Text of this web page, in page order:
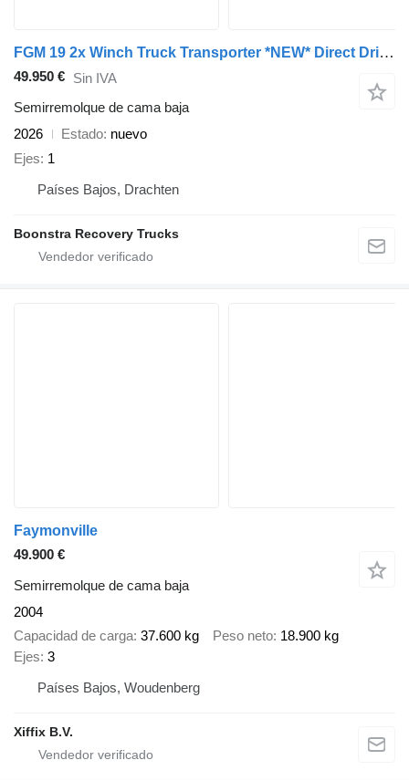
FGM 19 2x Winch Truck Transporter *NEW* Direct Drive Sofort Verfugba
49.950 € Sin IVA
Semirremolque de cama baja
2026
Estado nuevo
Ejes 1
Países Bajos, Drachten
Boonstra Recovery Trucks
Faymonville
49.900 €
Semirremolque de cama baja
2004
Capacidad de carga 37.600 kg Peso neto 18.900 kg
Ejes 3
Países Bajos, Woudenberg
Xiffix B.V.